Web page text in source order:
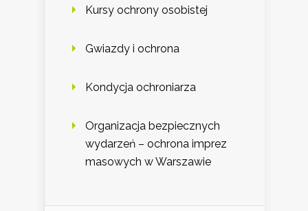
Kursy ochrony osobistej
Gwiazdy i ochrona
Kondycja ochroniarza
Organizacja bezpiecznych
wydarzeń – ochrona imprez
masowych w Warszawie